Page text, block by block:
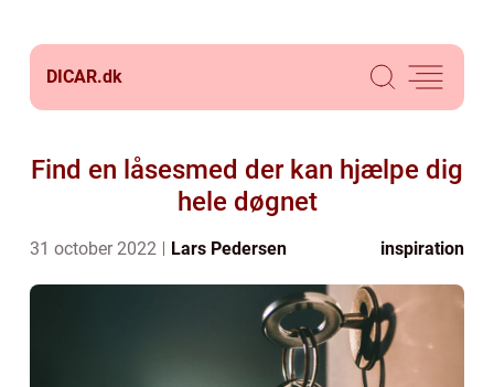
DICAR.dk
Find en låsesmed der kan hjælpe dig
hele døgnet
31 october 2022 Lars Pedersen inspiration